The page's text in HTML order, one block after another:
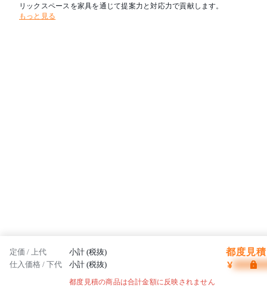
リックスペースを家具を通じて提案力と対応力で貢献します。
もっと見る
定価 / 上代 小計 (税抜) 都度見
仕入価格 / 下代 小計 (税抜) ¥
都度見積の商品は合計金額に反映されません